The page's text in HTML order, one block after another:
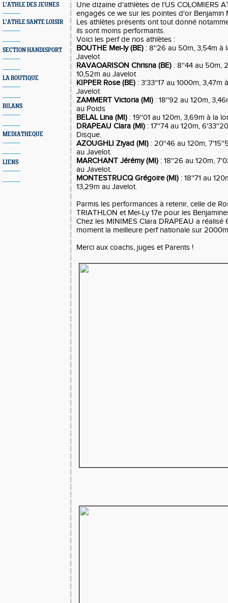
L'ATHLE DES JEUNES
L'ATHLE SANTE LOISIR
SECTION HANDISPORT
LA BOUTIQUE
BILANS
MEDIATHEQUE
LIENS
Une dizaine d'athlètes de l'US COLOMIERS
engagés ce we sur les pointes d'or Benjamin
Les athlètes présents ont tout donné
ils sont moins performants.
Voici les perf de nos athlètes :
BOUTHE Mei-ly (BE) : 8''26 au 50m, 3,54m à
Javelot
RAVAOARISON Chrisna (BE) : 8''44 au 50m,
10,52m au Javelot
KIPPER Rose (BE) : 3'33''17 au 1000m, 3,47m
Javelot
ZAMMERT Victoria (MI) : 18''92 au 120m,
au Poids
BELAL Lina (MI) : 19''01 au 120m, 3,69m à la
DRAPEAU Clara (MI) : 17''74 au 120m,
Disque.
AZOUGHLI Ziyad (MI) : 20''46 au 120m,
au Javelot.
MARCHANT Jérémy (MI) : 18''26 au 120m,
au Javelot.
MONTESTRUCQ Grégoire (MI) : 18''71 au
13,29m au Javelot.
Parmis les performances à retenir, celle de
TRIATHLON et Mei-Ly 17e pour les
Chez les MINIMES Clara DRAPEAU a
moment la meilleure perf nationale sur
Merci aux coachs, juges et Parents !